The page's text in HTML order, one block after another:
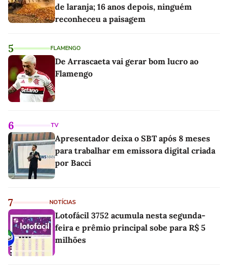
de laranja; 16 anos depois, ninguém
reconheceu a paisagem
5 FLAMENGO
De Arrascaeta vai gerar bom lucro ao
Flamengo
6 TV
Apresentador deixa o SBT após 8 meses
para trabalhar em emissora digital criada
por Bacci
7 NOTÍCIAS
Lotofácil 3752 acumula nesta segunda-
feira e prêmio principal sobe para R$ 5
milhões